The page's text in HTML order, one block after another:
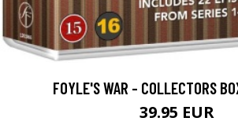
FOYLE'S WAR - COLLECTORS
39.95 EUR